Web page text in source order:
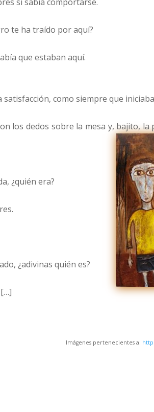
te ha traído por aquí?
que estaban aquí.
como siempre que
los dedos sobre la mesa y, bajito,
¿quién era?
¿adivinas quién es?
Imágenes pertenecientes a: